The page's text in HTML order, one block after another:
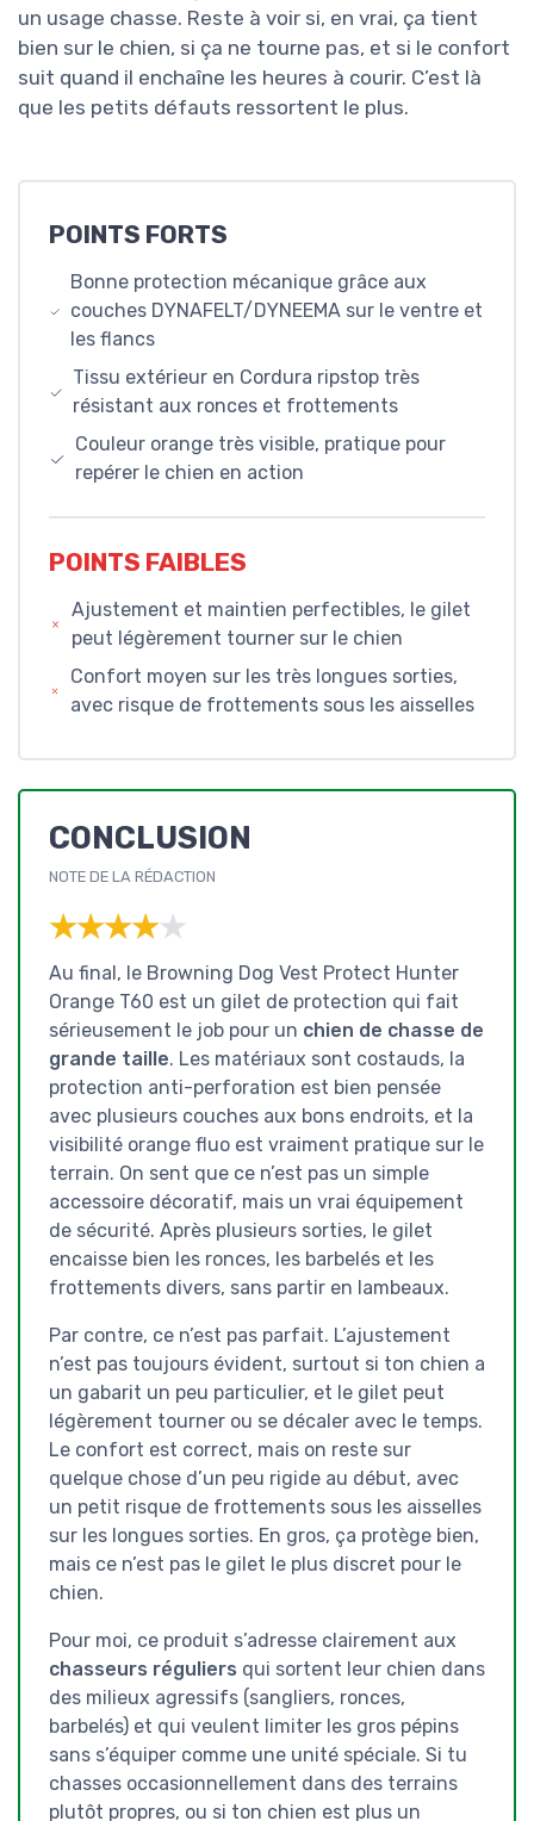
un usage chasse. Reste à voir si, en vrai, ça tient
bien sur le chien, si ça ne tourne pas, et si le confort
suit quand il enchaîne les heures à courir. C’est là
que les petits défauts ressortent le plus.
POINTS FORTS
Bonne protection mécanique grâce aux
couches DYNAFELT/DYNEEMA sur le ventre et
les flancs
Tissu extérieur en Cordura ripstop très
résistant aux ronces et frottements
Couleur orange très visible, pratique pour
repérer le chien en action
POINTS FAIBLES
Ajustement et maintien perfectibles, le gilet
peut légèrement tourner sur le chien
Confort moyen sur les très longues sorties,
avec risque de frottements sous les aisselles
CONCLUSION
NOTE DE LA RÉDACTION
★★★★★
★★★★★
Au final, le Browning Dog Vest Protect Hunter
Orange T60 est un gilet de protection qui fait
sérieusement le job pour un chien de chasse de
grande taille. Les matériaux sont costauds, la
protection anti-perforation est bien pensée
avec plusieurs couches aux bons endroits, et la
visibilité orange fluo est vraiment pratique sur le
terrain. On sent que ce n’est pas un simple
accessoire décoratif, mais un vrai équipement
de sécurité. Après plusieurs sorties, le gilet
encaisse bien les ronces, les barbelés et les
frottements divers, sans partir en lambeaux.
Par contre, ce n’est pas parfait. L’ajustement
n’est pas toujours évident, surtout si ton chien a
un gabarit un peu particulier, et le gilet peut
légèrement tourner ou se décaler avec le temps.
Le confort est correct, mais on reste sur
quelque chose d’un peu rigide au début, avec
un petit risque de frottements sous les aisselles
sur les longues sorties. En gros, ça protège bien,
mais ce n’est pas le gilet le plus discret pour le
chien.
Pour moi, ce produit s’adresse clairement aux
chasseurs réguliers qui sortent leur chien dans
des milieux agressifs (sangliers, ronces,
barbelés) et qui veulent limiter les gros pépins
sans s’équiper comme une unité spéciale. Si tu
chasses occasionnellement dans des terrains
plutôt propres, ou si ton chien est plus un